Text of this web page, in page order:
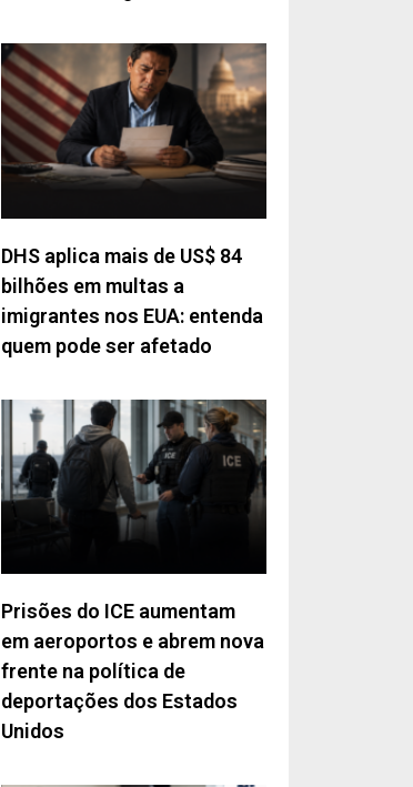
DHS aplica mais de US$ 84
bilhões em multas a
imigrantes nos EUA: entenda
quem pode ser afetado
Prisões do ICE aumentam
em aeroportos e abrem nova
frente na política de
deportações dos Estados
Unidos